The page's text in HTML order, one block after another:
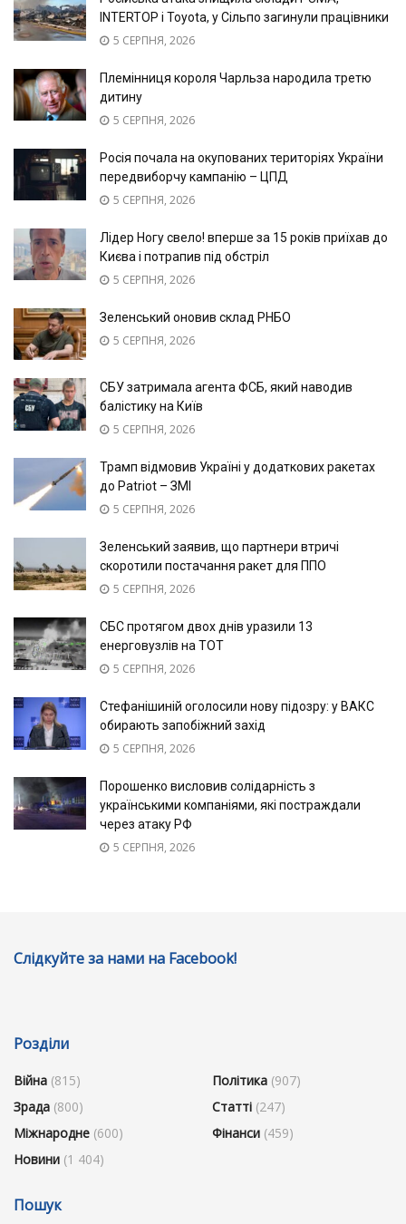
INTERTOP і Toyota, у Сільпо загинули працівники
5 СЕРПНЯ, 2026
Племінниця короля Чарльза народила третю
дитину
5 СЕРПНЯ, 2026
Росія почала на окупованих територіях України
передвиборчу кампанію – ЦПД
5 СЕРПНЯ, 2026
Лідер Ногу свело! вперше за 15 років приїхав до
Києва і потрапив під обстріл
5 СЕРПНЯ, 2026
Зеленський оновив склад РНБО
5 СЕРПНЯ, 2026
СБУ затримала агента ФСБ, який наводив
балістику на Київ
5 СЕРПНЯ, 2026
Трамп відмовив Україні у додаткових ракетах
до Patriot – ЗМІ
5 СЕРПНЯ, 2026
Зеленський заявив, що партнери втричі
скоротили постачання ракет для ППО
5 СЕРПНЯ, 2026
СБС протягом двох днів уразили 13
енерговузлів на ТОТ
5 СЕРПНЯ, 2026
Стефанішиній оголосили нову підозру: у ВАКС
обирають запобіжний захід
5 СЕРПНЯ, 2026
Порошенко висловив солідарність з
українськими компаніями, які постраждали
через атаку РФ
5 СЕРПНЯ, 2026
Слідкуйте за нами на Facebook!
Розділи
Війна (815)
Зрада (800)
Міжнародне (600)
Новини (1 404)
Політика (907)
Статті (247)
Фінанси (459)
Пошук